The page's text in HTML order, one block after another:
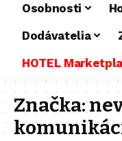
Osobnosti
Dodávatelia
HOTEL
Značka: